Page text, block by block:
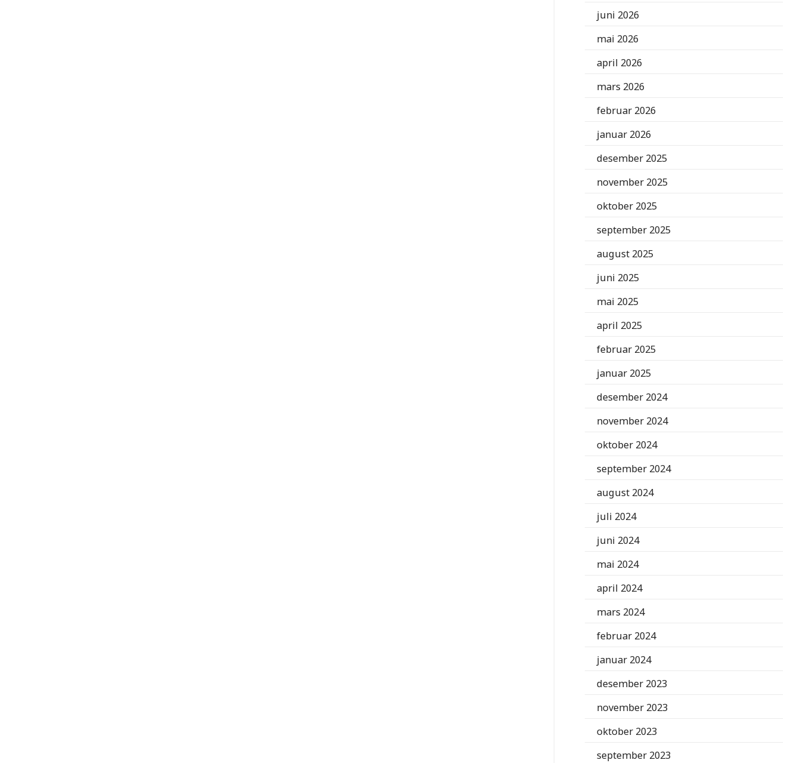
juni 2026
mai 2026
april 2026
mars 2026
februar 2026
januar 2026
desember 2025
november 2025
oktober 2025
september 2025
august 2025
juni 2025
mai 2025
april 2025
februar 2025
januar 2025
desember 2024
november 2024
oktober 2024
september 2024
august 2024
juli 2024
juni 2024
mai 2024
april 2024
mars 2024
februar 2024
januar 2024
desember 2023
november 2023
oktober 2023
september 2023